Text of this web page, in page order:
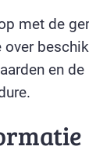
met de
en de